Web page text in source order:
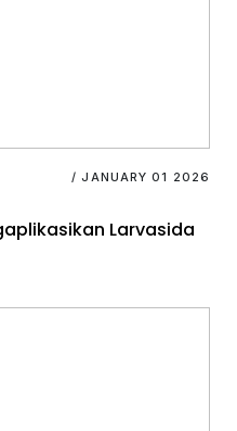
/ JANUARY 01 2026
Larvasida